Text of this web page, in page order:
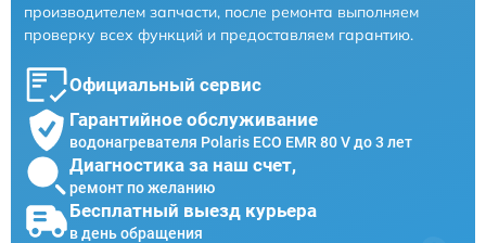
производителем запчасти, после ремонта выполняем
проверку всех функций и предоставляем гарантию.
Официальный сервис
Гарантийное обслуживание
водонагревателя Polaris ECO EMR 80 V до 3 лет
Диагностика за наш счет,
ремонт по желанию
Бесплатный выезд курьера
в день обращения